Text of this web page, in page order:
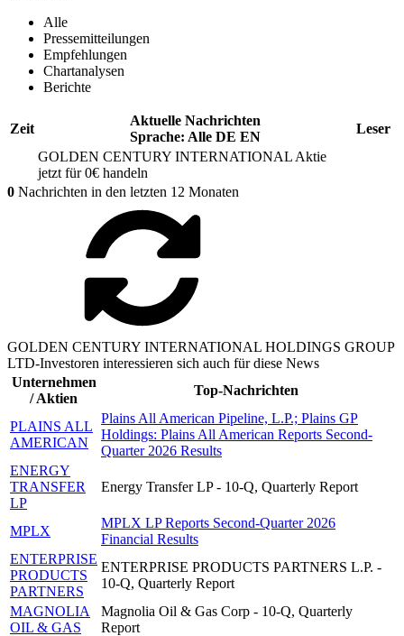
Alle
Pressemitteilungen
Empfehlungen
Chartanalysen
Berichte
Zeit
Aktuelle Nachrichten
Sprache: Alle DE EN
Leser
GOLDEN CENTURY INTERNATIONAL Aktie
jetzt für 0€ handeln
0 Nachrichten in den letzten 12 Monaten
GOLDEN CENTURY INTERNATIONAL HOLDINGS GROUP
LTD-Investoren interessieren sich auch für diese News
Unternehmen
/ Aktien
Top-Nachrichten
PLAINS ALL
AMERICAN
Plains All American Pipeline, L.P.; Plains GP
Holdings: Plains All American Reports Second-
Quarter 2026 Results
ENERGY
TRANSFER
LP
Energy Transfer LP - 10-Q, Quarterly Report
MPLX
MPLX LP Reports Second-Quarter 2026
Financial Results
ENTERPRISE
PRODUCTS
PARTNERS
ENTERPRISE PRODUCTS PARTNERS L.P. -
10-Q, Quarterly Report
MAGNOLIA
OIL & GAS
Magnolia Oil & Gas Corp - 10-Q, Quarterly
Report